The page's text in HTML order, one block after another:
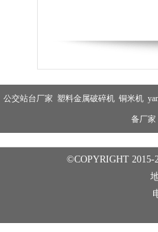
公交站台厂家 塑料金属破碎机 铜米机
备厂家
©COPYRIGHT 2015-